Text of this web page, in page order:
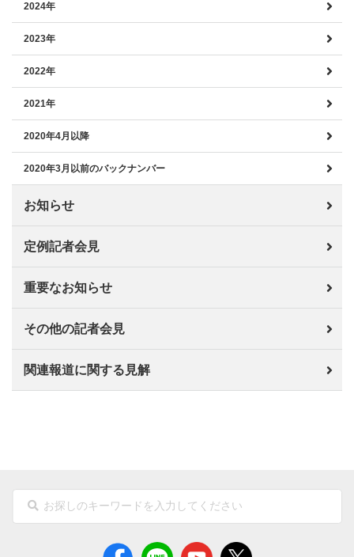
2024年
2023年
2022年
2021年
2020年4月以降
2020年3月以前のバックナンバー
お知らせ
定例記者会見
重要なお知らせ
その他の記者会見
関連報道に関する見解